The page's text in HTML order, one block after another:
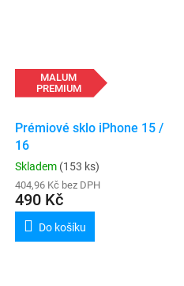
MALUM
PREMIUM
Prémiové sklo iPhone 15 /
16
Skladem (153 ks)
404,96 Kč bez DPH
490 Kč
Do košíku